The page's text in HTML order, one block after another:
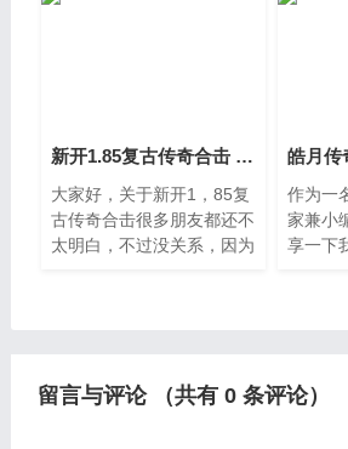
新开1.85复古传奇合击 新开复古传奇发布网
大家好，关于新开1，85复
古传奇合击很多朋友都还不
太明白，不过没关系，因为
皓月传
作为一
家兼小
享一下
留言与评论 （共有 0条评论）